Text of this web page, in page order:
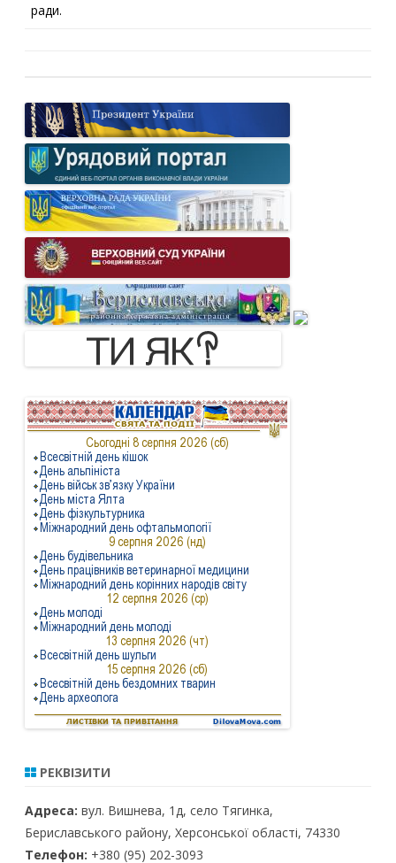
ради.
РЕКВІЗИТИ
Адреса: вул. Вишнева, 1д, село Тягинка,
Бериславського району, Херсонської області, 74330
Телефон: +380 (95) 202-3093